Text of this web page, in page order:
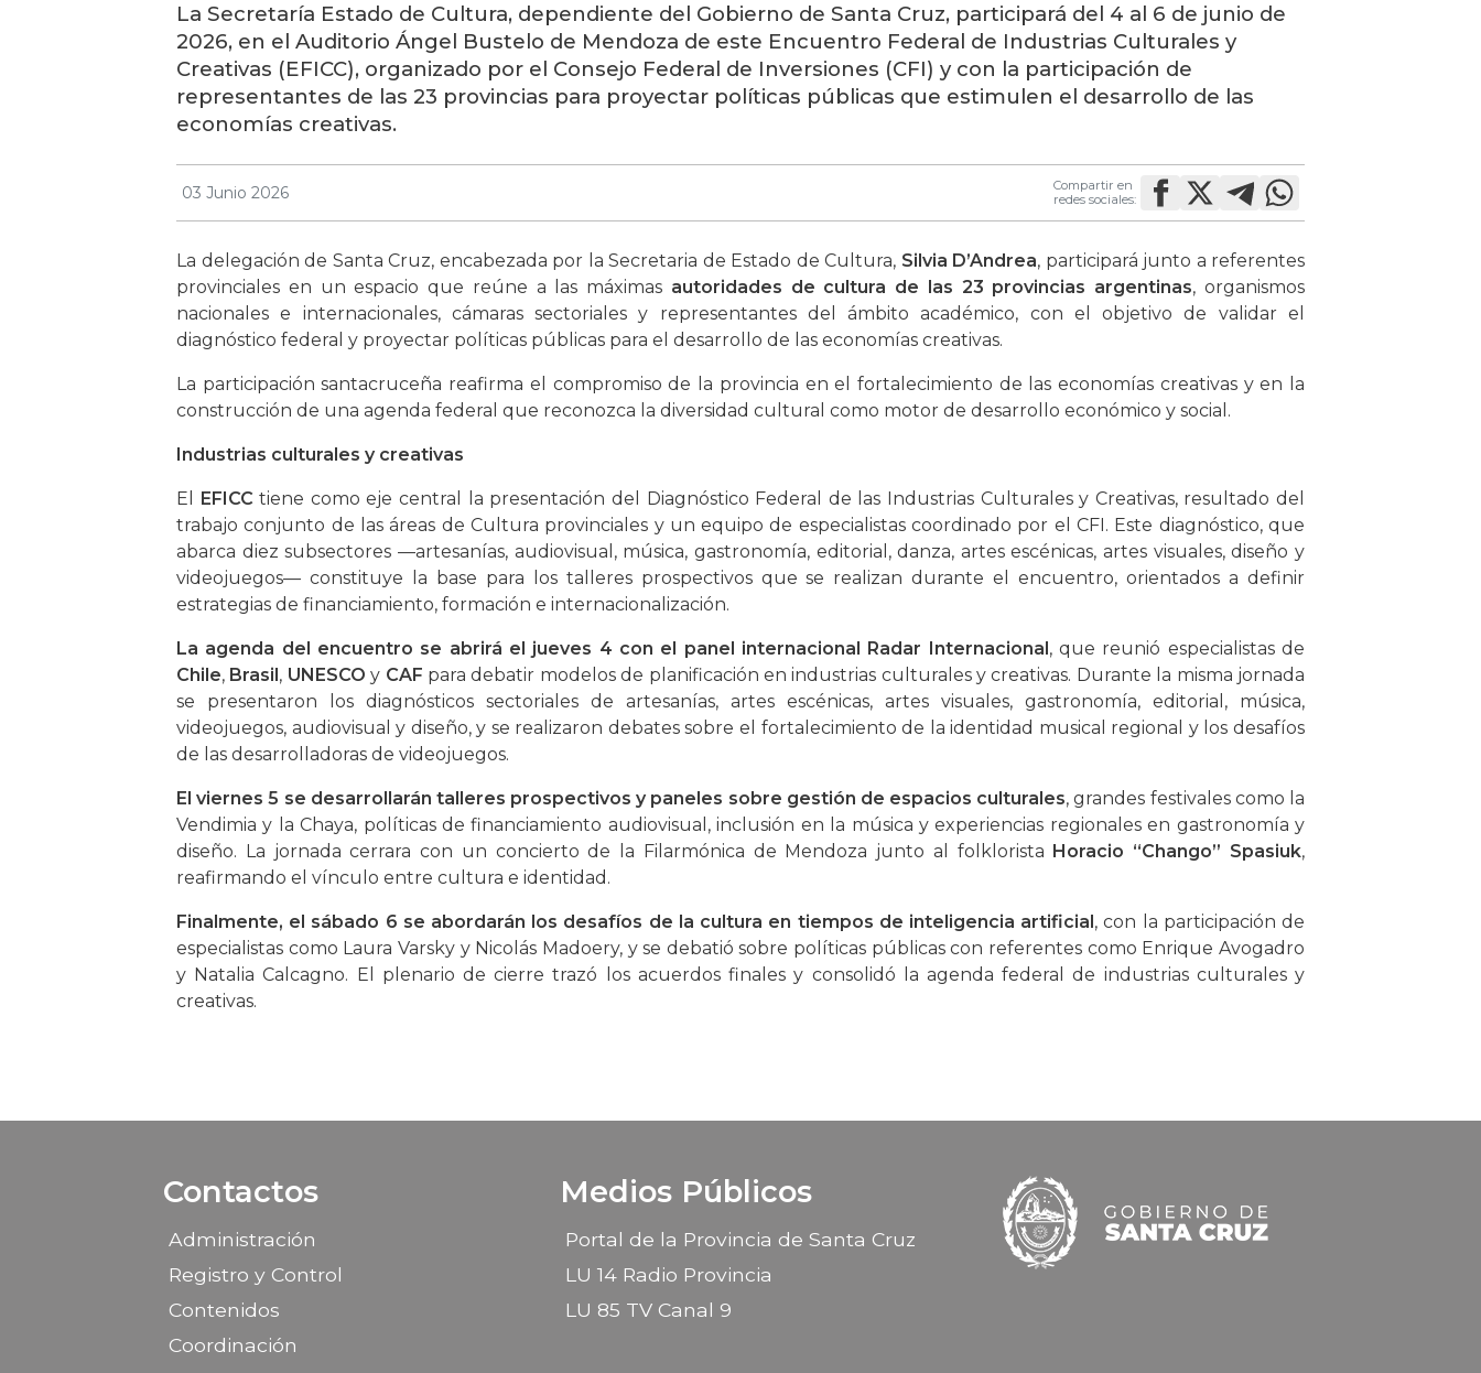
La Secretaría Estado de Cultura, dependiente del Gobierno de Santa Cruz, participará del 4 al 6 de junio de
2026, en el Auditorio Ángel Bustelo de Mendoza de este Encuentro Federal de Industrias Culturales y
Creativas (EFICC), organizado por el Consejo Federal de Inversiones (CFI) y con la participación de
representantes de las 23 provincias para proyectar políticas públicas que estimulen el desarrollo de las
economías creativas.
03 Junio 2026
Compartir en
redes sociales:
La delegación de Santa Cruz, encabezada por la Secretaria de Estado de Cultura, Silvia D’Andrea, participará junto a referentes
provinciales en un espacio que reúne a las máximas autoridades de cultura de las 23 provincias argentinas, organismos
nacionales e internacionales, cámaras sectoriales y representantes del ámbito académico, con el objetivo de validar el
diagnóstico federal y proyectar políticas públicas para el desarrollo de las economías creativas.
La participación santacruceña reafirma el compromiso de la provincia en el fortalecimiento de las economías creativas y en la
construcción de una agenda federal que reconozca la diversidad cultural como motor de desarrollo económico y social.
Industrias culturales y creativas
El EFICC tiene como eje central la presentación del Diagnóstico Federal de las Industrias Culturales y Creativas, resultado del
trabajo conjunto de las áreas de Cultura provinciales y un equipo de especialistas coordinado por el CFI. Este diagnóstico, que
abarca diez subsectores —artesanías, audiovisual, música, gastronomía, editorial, danza, artes escénicas, artes visuales, diseño y
videojuegos— constituye la base para los talleres prospectivos que se realizan durante el encuentro, orientados a definir
estrategias de financiamiento, formación e internacionalización.
La agenda del encuentro se abrirá el jueves 4 con el panel internacional Radar Internacional , que reunió especialistas de
Chile, Brasil , UNESCO y CAF para debatir modelos de planificación en industrias culturales y creativas. Durante la misma jornada
se presentaron los diagnósticos sectoriales de artesanías, artes escénicas, artes visuales, gastronomía, editorial, música,
videojuegos, audiovisual y diseño, y se realizaron debates sobre el fortalecimiento de la identidad musical regional y los desafíos
de las desarrolladoras de videojuegos.
El viernes 5 se desarrollarán talleres prospectivos y paneles sobre gestión de espacios culturales, grandes festivales como la
Vendimia y la Chaya, políticas de financiamiento audiovisual, inclusión en la música y experiencias regionales en gastronomía y
diseño. La jornada cerrara con un concierto de la Filarmónica de Mendoza junto al folklorista Horacio “Chango” Spasiuk,
reafirmando el vínculo entre cultura e identidad.
Finalmente, el sábado 6 se abordarán los desafíos de la cultura en tiempos de inteligencia artificial , con la participación de
especialistas como Laura Varsky y Nicolás Madoery, y se debatió sobre políticas públicas con referentes como Enrique Avogadro
y Natalia Calcagno. El plenario de cierre trazó los acuerdos finales y consolidó la agenda federal de industrias culturales y
creativas.
Contactos
Administración
Registro y Control
Contenidos
Coordinación
Medios Públicos
Portal de la Provincia de Santa Cruz
LU 14 Radio Provincia
LU 85 TV Canal 9